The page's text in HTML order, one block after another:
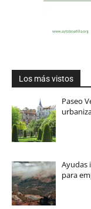
Los más vistos
Paseo
Ayudas
para